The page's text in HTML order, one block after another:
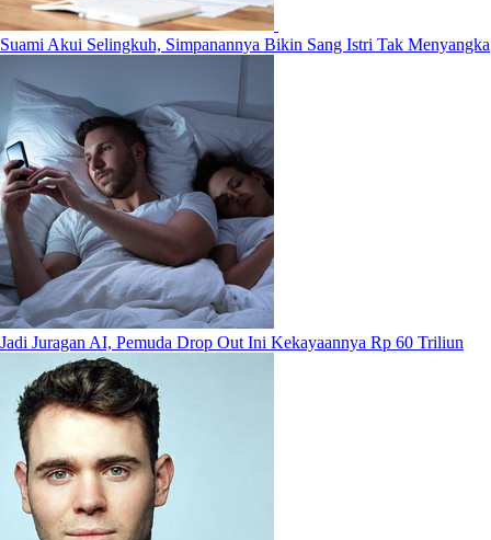
Suami Akui Selingkuh, Simpanannya Bikin Sang Istri Tak Menyangka
Jadi Juragan AI, Pemuda Drop Out Ini Kekayaannya Rp 60 Triliun